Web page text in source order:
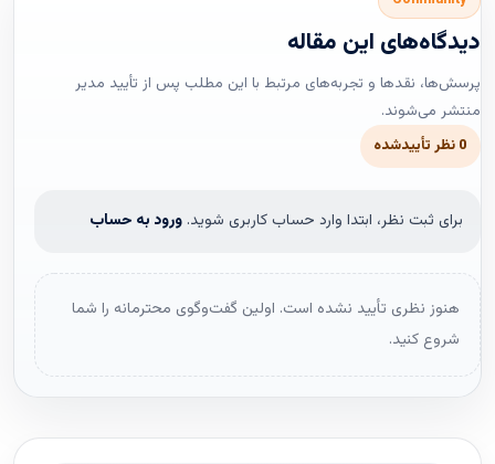
دیدگاه‌های این مقاله
پرسش‌ها، نقدها و تجربه‌های مرتبط با این مطلب پس از تأیید مدیر
منتشر می‌شوند.
0 نظر تأییدشده
برای ثبت نظر، ابتدا وارد حساب کاربری شوید. ورود به حساب
هنوز نظری تأیید نشده است. اولین گفت‌وگوی محترمانه را شما
شروع کنید.